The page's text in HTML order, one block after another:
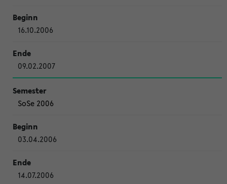
16.10.2006
09.02.2007
SoSe 2006
03.04.2006
14.07.2006